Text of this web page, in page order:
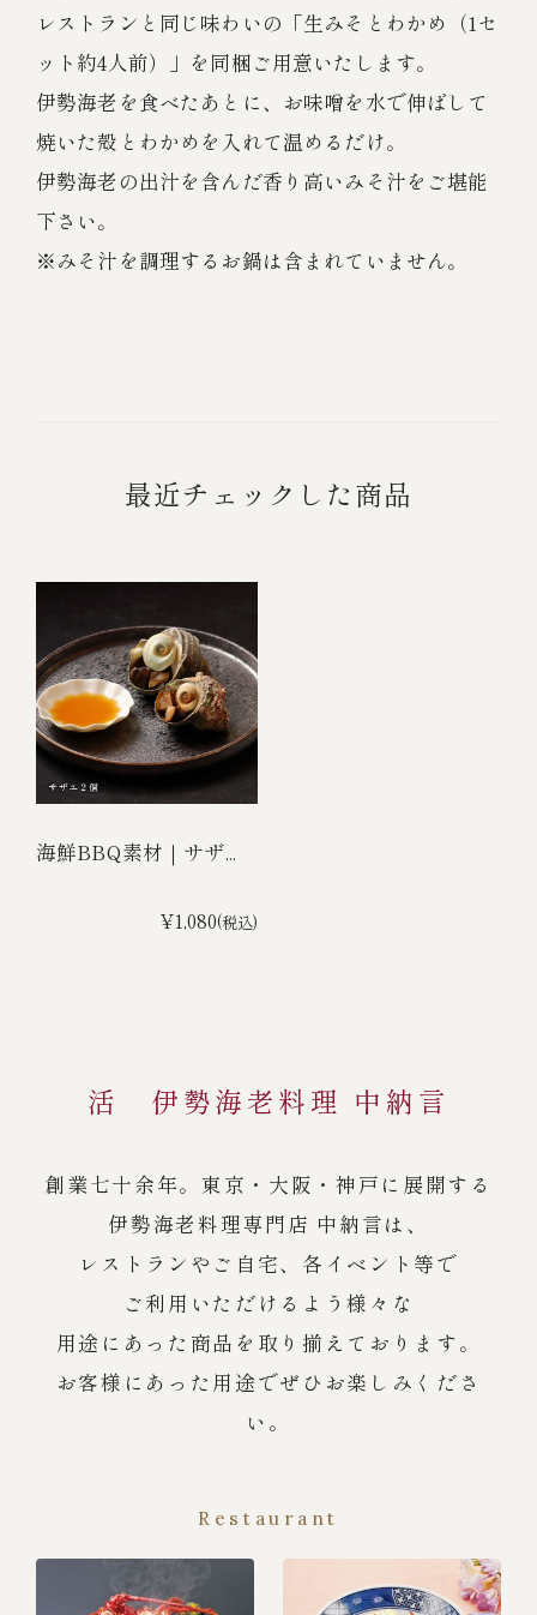
レストランと同じ味わいの「生みそとわかめ（1セ
ット約4人前）」を同梱ご用意いたします。
伊勢海老を食べたあとに、お味噌を水で伸ばして
焼いた殻とわかめを入れて温めるだけ。
伊勢海老の出汁を含んだ香り高いみそ汁をご堪能
下さい。
※みそ汁を調理するお鍋は含まれていません。
最近チェックした商品
海鮮BBQ素材｜サザ...
¥1,080(税込)
活 伊勢海老料理 中納言
創業七十余年。東京・大阪・神戸に展開する
伊勢海老料理専門店 中納言は、
レストランやご自宅、各イベント等で
ご利用いただけるよう様々な
用途にあった商品を取り揃えております。
お客様にあった用途でぜひお楽しみくださ
い。
Restaurant